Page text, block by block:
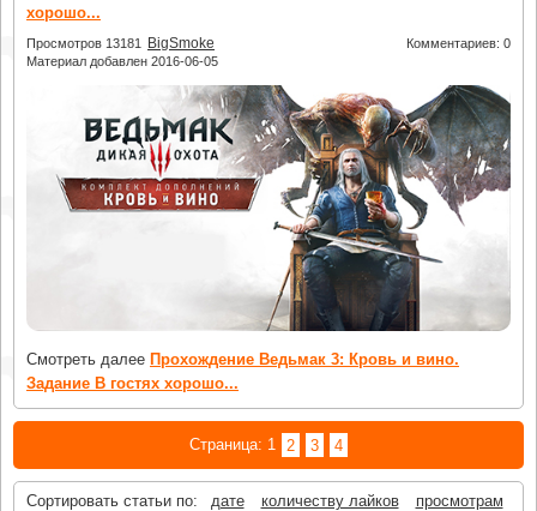
хорошо...
Просмотров 13181 BigSmoke
Материал добавлен 2016-06-05
Комментариев: 0
Смотреть далее Прохождение Ведьмак 3: Кровь и вино.
Задание В гостях хорошо...
Страница: 1 2 3 4
Сортировать статьи по: дате количеству лайков
просмотрам